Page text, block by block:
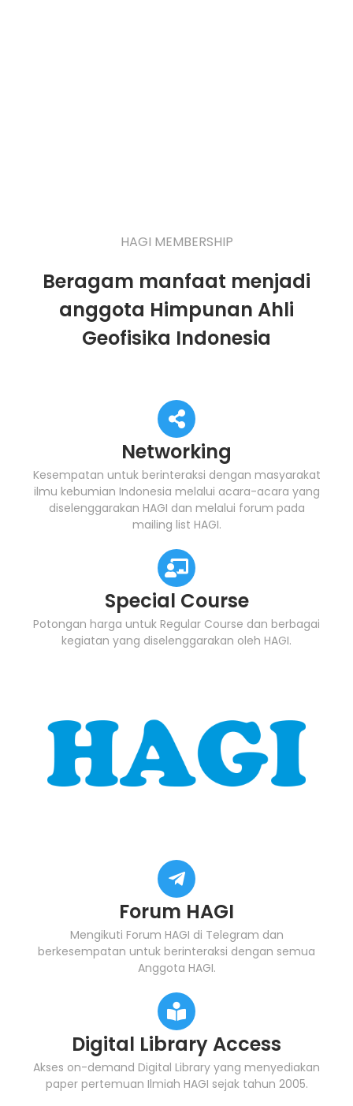
HAGI MEMBERSHIP
Beragam manfaat menjadi
anggota Himpunan Ahli
Geofisika Indonesia
Networking
Kesempatan untuk berinteraksi dengan masyarakat
ilmu kebumian Indonesia melalui acara-acara yang
diselenggarakan HAGI dan melalui forum pada
mailing list HAGI.
Special Course
Potongan harga untuk Regular Course dan berbagai
kegiatan yang diselenggarakan oleh HAGI.
Forum HAGI
Mengikuti Forum HAGI di Telegram dan
berkesempatan untuk berinteraksi dengan semua
Anggota HAGI.
Digital Library Access
Akses on-demand Digital Library yang menyediakan
paper pertemuan Ilmiah HAGI sejak tahun 2005.